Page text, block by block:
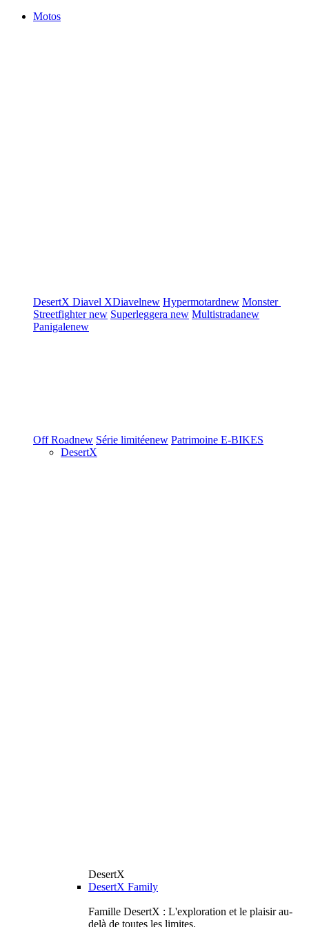
Motos
DesertX Diavel XDiavelnew Hypermotardnew Monster
Streetfighternew Superleggera new Multistradanew
Panigalenew
Off Roadnew Série limitéenew Patrimoine E-BIKES
DesertX
DesertX
DesertX Family
Famille DesertX : L'exploration et le plaisir au-
delà de toutes les limites.